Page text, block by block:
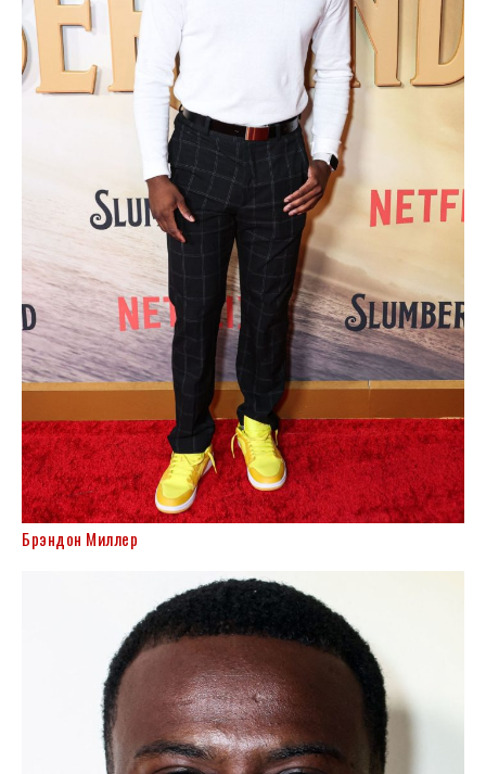
Брэндон Миллер